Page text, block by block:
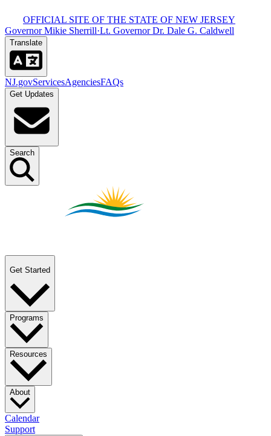
OFFICIAL SITE OF THE STATE OF NEW JERSEY​​​​‌ ‍ ​‍​‍‌‍ ‌ ​‍‌‍‍‌‌‍‌ ‌‍‍‌‌‍ ‍​‍​‍​ ‍‍​‍​‍‌ ​ ‌‍​‌‌‍ ‍‌‍‍‌‌ ‌​‌ ‍‌​‍ ‍‌‍‍‌‌‍ ​‍​‍​‍ ​​‍​‍‌‍‍​‌ ​‍‌‍‌‌‌‍‌‍​‍​‍​ ‍‍​‍​‍‌‍‍​‌ ‌​‌ ‌​‌ ​​​ ‍‍​‍ ​‍ ‌‍ ​‌‍ ‌‍​ ‌‍​‌‌‍ ​‌‍‍​‌‍ ‌ ​ ‌ ‌​​ ‍‍​ ​ ​ ​ ​ ​ ​ ​ ​‍ ‌‍‍‌‌‍ ‍‌ ‌​‌‍‌‌‌‍ ‍‌ ‌​​‍ ‌‍‌‌‌‍‌​‌‍‍‌‌ ‌​​‍ ‌‍ ‌‌‍ ‌‍‌​‌‍‌‌​ ‌‌ ​​‌ ​‍‌‍‌‌‌ ​ ‌‍‌‌‌‍ ‍‌ ‌​‌‍​‌‌ ‌​‌‍‍‌‌‍ ‌‍ ‍​ ‍ ‌‍‍‌‌‍‌​​ ‌‌‍ ‍‌‍‍‍‌​‌ ‌‍ ‌ ‌‍‌​ ​‌‍​‌‌ ‍‌‌‍ ‌ ‌‌‌ ‌​​ ‍ ‌ ‌​‌ ‍‌‌ ​​‌‍‌‌​ ‌‌‍ ‍‌‍‍‍‌‍ ​‌‍​‌‌ ‍‌‌‍ ‌ ‌‌‌ ‌​​ ‍ ‌ ​​‌‍​‌‌ ‌​‌‍‍​​ ‌‌‍‍​‌‍‌‌‌‍​‌‌‍‌​‌‍‌‌‌ ​‍​‍ ‍‌ ​ ‌‍‌‌‌‍​‌‌‍ ​​‍ ‍‌ ‌​‌‍‌‌‌ ‍​‌ ‌​​ ‌‍​‍‌‍​‌‌ ​ ‌‍‌‌‌‌‌‌‌ ​‍‌‍ ​​ ‌‌‍‍​‌ ‌​‌ ‌​‌ ​​​‍‌‌​ ​ ‌​​‌​‍‌‌​ ​‍‌​‌‍​‍‌‌​ ​‍‌​‌‍‌‍ ​‌‍ ‌‍​ ‌‍​‌‌‍ ​‌‍‍​‌‍ ‌ ​ ‌ ‌​​‍‌‌​ ​ ‌​​‌​ ​ ​ ​ ​ ​ ​ ​ ​‍‌‍‌‍‍‌‌‍‌​​ ‌‌‍ ‍‌‍‍‍‌​‌ ‌‍ ‌ ‌‍‌​ ​‌‍​‌‌ ‍‌‌‍ ‌ ‌‌‌ ‌​​‍‌‍‌ ‌​‌ ‍‌‌ ​​‌‍‌‌​ ‌‌‍ ‍‌‍‍‍‌‍ ​‌‍​‌‌ ‍‌‌‍ ‌ ‌‌‌ ‌​​‍‌‍‌ ​​‌‍​‌‌ ‌​‌‍‍​​ ‌‌‍‍​‌‍‌‌‌‍​‌‌‍‌​‌‍‌‌‌ ​‍​‍ ‍‌ ​ ‌‍‌‌‌‍​‌‌‍ ​​‍ ‍‌ ‌​‌‍‌‌‌ ‍​‌ ‌​​‍‌‍‌ ​​‌‍‌‌‌ ​‍‌ ​ ‌ ​​‌‍‌‌‌‍​ ‌ ‌​‌‍‍‌‌ ‌‍‌‍‌‌​ ‌‌ ​​‌ ‌‌‌‍​‍‌‍ ​‌‍‍‌‌ ​ ‌‍‍​‌‍‌‌‌‍‌​​‍​‍‌ ‌
Governor Mikie Sherrill​​​​‌ ‍ ​‍​‍‌‍ ‌ ​‍‌‍‍‌‌‍‌ ‌‍‍‌‌‍ ‍​‍​‍​ ‍‍​‍​‍‌ ​ ‌‍​‌‌‍ ‍‌‍‍‌‌ ‌​‌ ‍‌​‍ ‍‌‍‍‌‌‍ ​‍​‍​‍ ​​‍​‍‌‍‍​‌ ​‍‌‍‌‌‌‍‌‍​‍​‍​ ‍‍​‍​‍‌‍‍​‌ ‌​‌ ‌​‌ ​​​ ‍‍​‍ ​‍ ‌‍ ​‌‍ ‌‍​ ‌‍​‌‌‍ ​‌‍‍​‌‍ ‌ ​ ‌ ‌​​ ‍‍​ ​ ​ ​ ​ ​ ​ ​ ​‍ ‌‍‍‌‌‍ ‍‌ ‌​‌‍‌‌‌‍ ‍‌ ‌​​‍ ‌‍‌‌‌‍‌​‌‍‍‌‌ ‌​​‍ ‌‍ ‌‌‍ ‌‍‌​‌‍‌‌​ ‌‌ ​​‌ ​‍‌‍‌‌‌ ​ ‌‍‌‌‌‍ ‍‌ ‌​‌‍​‌‌ ‌​‌‍‍‌‌‍ ‌‍ ‍​ ‍ ‌‍‍‌‌‍‌​​ ‌‌‍ ‍‌‍‍‍‌​‌ ‌‍ ‌ ‌‍‌​ ​‌‍​‌‌ ‍‌‌‍ ‌ ‌‌‌ ‌​​ ‍ ‌ ‌​‌ ‍‌‌ ​​‌‍‌‌​ ‌‌‍ ‍‌‍‍‍‌‍ ​‌‍​‌‌ ‍‌‌‍ ‌ ‌‌‌ ‌​​ ‍ ‌ ​​‌‍​‌‌ ‌​‌‍‍​​ ‌‌‍‍​‌‍‌‌‌‍​‌‌‍‌​‌‍‌‌‌ ​‍​‍ ‍‌‍ ​‌‍‌‌‌‍​‌‌‍‌​‌‍‌‌‌ ​‍‌ ​ ​‍ ‍‌‍‌ ‌‍ ‌ ‌‍‌‍‌‌‌ ​‍‌‍ ‍‌‍ ‌ ​‍​ ‌‍​‍‌‍​‌‌ ​ ‌‍‌‌‌‌‌‌‌ ​‍‌‍ ​​ ‌‌‍‍​‌ ‌​‌ ‌​‌ ​​​‍‌‌​ ​ ‌​​‌​‍‌‌​ ​‍‌​‌‍​‍‌‌​ ​‍‌​‌‍‌‍ ​‌‍ ‌‍​ ‌‍​‌‌‍ ​‌‍‍​‌‍ ‌ ​ ‌ ‌​​‍‌‌​ ​ ‌​​‌​ ​ ​ ​ ​ ​ ​ ​ ​‍‌‍‌‍‍‌‌‍‌​​ ‌‌‍ ‍‌‍‍‍‌​‌ ‌‍ ‌ ‌‍‌​ ​‌‍​‌‌ ‍‌‌‍ ‌ ‌‌‌ ‌​​‍‌‍‌ ‌​‌ ‍‌‌ ​​‌‍‌‌​ ‌‌‍ ‍‌‍‍‍‌‍ ​‌‍​‌‌ ‍‌‌‍ ‌ ‌‌‌ ‌​​‍‌‍‌ ​​‌‍​‌‌ ‌​‌‍‍​​ ‌‌‍‍​‌‍‌‌‌‍​‌‌‍‌​‌‍‌‌‌ ​‍​‍ ‍‌‍ ​‌‍‌‌‌‍​‌‌‍‌​‌‍‌‌‌ ​‍‌ ​ ​‍ ‍‌‍‌ ‌‍ ‌ ‌‍‌‍‌‌‌ ​‍‌‍ ‍‌‍ ‌ ​‍​‍‌‍‌ ​​‌‍‌‌‌ ​‍‌ ​ ‌ ​​‌‍‌‌‌‍​ ‌ ‌​‌‍‍‌‌ ‌‍‌‍‌‌​ ‌‌ ​​‌ ‌‌‌‍​‍‌‍ ​‌‍‍‌‌ ​ ‌‍‍​‌‍‌‌‌‍‌​​‍​‍‌ ‌·Lt. Governor Dr. Dale G. Caldwell​​​​‌ ‍ ​‍​‍‌‍ ‌ ​‍‌‍‍‌‌‍‌ ‌‍‍‌‌‍ ‍​‍​‍​ ‍‍​‍​‍‌ ​ ‌‍​‌‌‍ ‍‌‍‍‌‌ ‌​‌ ‍‌​‍ ‍‌‍‍‌‌‍ ​‍​‍​‍ ​​‍​‍‌‍‍​‌ ​‍‌‍‌‌‌‍‌‍​‍​‍​ ‍‍​‍​‍‌‍‍​‌ ‌​‌ ‌​‌ ​​​ ‍‍​‍ ​‍ ‌‍ ​‌‍ ‌‍​ ‌‍​‌‌‍ ​‌‍‍​‌‍ ‌ ​ ‌ ‌​​ ‍‍​ ​ ​ ​ ​ ​ ​ ​ ​‍ ‌‍‍‌‌‍ ‍‌ ‌​‌‍‌‌‌‍ ‍‌ ‌​​‍ ‌‍‌‌‌‍‌​‌‍‍‌‌ ‌​​‍ ‌‍ ‌‌‍ ‌‍‌​‌‍‌‌​ ‌‌ ​​‌ ​‍‌‍‌‌‌ ​ ‌‍‌‌‌‍ ‍‌ ‌​‌‍​‌‌ ‌​‌‍‍‌‌‍ ‌‍ ‍​ ‍ ‌‍‍‌‌‍‌​​ ‌‌‍ ‍‌‍‍‍‌​‌ ‌‍ ‌ ‌‍‌​ ​‌‍​‌‌ ‍‌‌‍ ‌ ‌‌‌ ‌​​ ‍ ‌ ‌​‌ ‍‌‌ ​​‌‍‌‌​ ‌‌‍ ‍‌‍‍‍‌‍ ​‌‍​‌‌ ‍‌‌‍ ‌ ‌‌‌ ‌​​ ‍ ‌ ​​‌‍​‌‌ ‌​‌‍‍​​ ‌‌‍‍​‌‍‌‌‌‍​‌‌‍‌​‌‍‌‌‌ ​‍​‍ ‍‌‍ ​‌‍‌‌‌‍​‌‌‍‌​‌‍‌‌‌ ​‍‌ ​ ​‍ ‍‌‍ ​‌ ‌​‌​‌ ‌‍ ‌ ‌‍‌‍‌‌‌ ​‍‌‍ ‍‌‍ ‌ ​‍​ ‌‍​‍‌‍​‌‌ ​ ‌‍‌‌‌‌‌‌‌ ​‍‌‍ ​​ ‌‌‍‍​‌ ‌​‌ ‌​‌ ​​​‍‌‌​ ​ ‌​​‌​‍‌‌​ ​‍‌​‌‍​‍‌‌​ ​‍‌​‌‍‌‍ ​‌‍ ‌‍​ ‌‍​‌‌‍ ​‌‍‍​‌‍ ‌ ​ ‌ ‌​​‍‌‌​ ​ ‌​​‌​ ​ ​ ​ ​ ​ ​ ​ ​‍‌‍‌‍‍‌‌‍‌​​ ‌‌‍ ‍‌‍‍‍‌​‌ ‌‍ ‌ ‌‍‌​ ​‌‍​‌‌ ‍‌‌‍ ‌ ‌‌‌ ‌​​‍‌‍‌ ‌​‌ ‍‌‌ ​​‌‍‌‌​ ‌‌‍ ‍‌‍‍‍‌‍ ​‌‍​‌‌ ‍‌‌‍ ‌ ‌‌‌ ‌​​‍‌‍‌ ​​‌‍​‌‌ ‌​‌‍‍​​ ‌‌‍‍​‌‍‌‌‌‍​‌‌‍‌​‌‍‌‌‌ ​‍​‍ ‍‌‍ ​‌‍‌‌‌‍​‌‌‍‌​‌‍‌‌‌ ​‍‌ ​ ​‍ ‍‌‍ ​‌ ‌​‌​‌ ‌‍ ‌ ‌‍‌‍‌‌‌ ​‍‌‍ ‍‌‍ ‌ ​‍​‍‌‍‌ ​​‌‍‌‌‌ ​‍‌ ​ ‌ ​​‌‍‌‌‌‍​ ‌ ‌​‌‍‍‌‌ ‌‍‌‍‌‌​ ‌‌ ​​‌ ‌‌‌‍​‍‌‍ ​‌‍‍‌‌ ​ ‌‍‍​‌‍‌‌‌‍‌​​‍​‍‌ ‌
Translate​​​​‌ ‍ ​‍​‍‌‍ ‌ ​‍‌‍‍‌‌‍‌ ‌‍‍‌‌‍ ‍​‍​‍​ ‍‍​‍​‍‌ ​ ‌‍​‌‌‍ ‍‌‍‍‌‌ ‌​‌ ‍‌​‍ ‍‌‍‍‌‌‍ ​‍​‍​‍ ​​‍​‍‌‍‍​‌ ​‍‌‍‌‌‌‍‌‍​‍​‍​ ‍‍​‍​‍‌‍‍​‌ ‌​‌ ‌​‌ ​​​ ‍‍​‍ ​‍ ‌‍ ​‌‍ ‌‍​ ‌‍​‌‌‍ ​‌‍‍​‌‍ ‌ ​ ‌ ‌​​ ‍‍​ ​ ​ ​ ​ ​ ​ ​ ​‍ ‌‍‍‌‌‍ ‍‌ ‌​‌‍‌‌‌‍ ‍‌ ‌​​‍ ‌‍‌‌‌‍‌​‌‍‍‌‌ ‌​​‍ ‌‍ ‌‌‍ ‌‍‌​‌‍‌‌​ ‌‌ ​​‌ ​‍‌‍‌‌‌ ​ ‌‍‌‌‌‍ ‍‌ ‌​‌‍​‌‌ ‌​‌‍‍‌‌‍ ‌‍ ‍​ ‍ ‌‍‍‌‌‍‌​​ ‌‌‍ ‍‌‍‍‍‌​‌ ‌‍ ‌ ‌‍‌​ ​‌‍​‌‌ ‍‌‌‍ ‌ ‌‌‌ ‌​​ ‍ ‌ ‌​‌ ‍‌‌ ​​‌‍‌‌​ ‌‌‍ ‍‌‍‍‍‌‍ ​‌‍​‌‌ ‍‌‌‍ ‌ ‌‌‌ ‌​​ ‍ ‌ ​​‌‍​‌‌ ‌​‌‍‍​​ ‌‌‍‍​‌‍‌‌‌‍​‌‌‍‌​‌‍‌‌‌ ​‍​‍ ‍‌ ‌​‌ ​‍‌‍​‌‌‍ ‍‌ ​ ‌‍ ​‌‍​‌‌ ‌​‌‍‍‌‌‍ ‌‍ ‍‌ ​ ​‍ ‍‌‍​‍‌ ‌​‌‍ ‍​ ‌‍​‍‌‍​‌‌ ​ ‌‍‌‌‌‌‌‌‌ ​‍‌‍ ​​ ‌‌‍‍​‌ ‌​‌ ‌​‌ ​​​‍‌‌​ ​ ‌​​‌​‍‌‌​ ​‍‌​‌‍​‍‌‌​ ​‍‌​‌‍‌‍ ​‌‍ ‌‍​ ‌‍​‌‌‍ ​‌‍‍​‌‍ ‌ ​ ‌ ‌​​‍‌‌​ ​ ‌​​‌​ ​ ​ ​ ​ ​ ​ ​ ​‍‌‍‌‍‍‌‌‍‌​​ ‌‌‍ ‍‌‍‍‍‌​‌ ‌‍ ‌ ‌‍‌​ ​‌‍​‌‌ ‍‌‌‍ ‌ ‌‌‌ ‌​​‍‌‍‌ ‌​‌ ‍‌‌ ​​‌‍‌‌​ ‌‌‍ ‍‌‍‍‍‌‍ ​‌‍​‌‌ ‍‌‌‍ ‌ ‌‌‌ ‌​​‍‌‍‌ ​​‌‍​‌‌ ‌​‌‍‍​​ ‌‌‍‍​‌‍‌‌‌‍​‌‌‍‌​‌‍‌‌‌ ​‍​‍ ‍‌ ‌​‌ ​‍‌‍​‌‌‍ ‍‌ ​ ‌‍ ​‌‍​‌‌ ‌​‌‍‍‌‌‍ ‌‍ ‍‌ ​ ​‍ ‍‌‍​‍‌ ‌​‌‍ ‍​‍‌‍‌ ​​‌‍‌‌‌ ​‍‌ ​ ‌ ​​‌‍‌‌‌‍​ ‌ ‌​‌‍‍‌‌ ‌‍‌‍‌‌​ ‌‌ ​​‌ ‌‌‌‍​‍‌‍ ​‌‍‍‌‌ ​ ‌‍‍​‌‍‌‌‌‍‌​​‍​‍‌ ‌
NJ.gov​​​​‌ ‍ ​‍​‍‌‍ ‌ ​‍‌‍‍‌‌‍‌ ‌‍‍‌‌‍ ‍​‍​‍​ ‍‍​‍​‍‌ ​ ‌‍​‌‌‍ ‍‌‍‍‌‌ ‌​‌ ‍‌​‍ ‍‌‍‍‌‌‍ ​‍​‍​‍ ​​‍​‍‌‍‍​‌ ​‍‌‍‌‌‌‍‌‍​‍​‍​ ‍‍​‍​‍‌‍‍​‌ ‌​‌ ‌​‌ ​​​ ‍‍​‍ ​‍ ‌‍ ​‌‍ ‌‍​ ‌‍​‌‌‍ ​‌‍‍​‌‍ ‌ ​ ‌ ‌​​ ‍‍​ ​ ​ ​ ​ ​ ​ ​ ​‍ ‌‍‍‌‌‍ ‍‌ ‌​‌‍‌‌‌‍ ‍‌ ‌​​‍ ‌‍‌‌‌‍‌​‌‍‍‌‌ ‌​​‍ ‌‍ ‌‌‍ ‌‍‌​‌‍‌‌​ ‌‌ ​​‌ ​‍‌‍‌‌‌ ​ ‌‍‌‌‌‍ ‍‌ ‌​‌‍​‌‌ ‌​‌‍‍‌‌‍ ‌‍ ‍​ ‍ ‌‍‍‌‌‍‌​​ ‌‌‍ ‍‌‍‍‍‌​‌ ‌‍ ‌ ‌‍‌​ ​‌‍​‌‌ ‍‌‌‍ ‌ ‌‌‌ ‌​​ ‍ ‌ ‌​‌ ‍‌‌ ​​‌‍‌‌​ ‌‌‍ ‍‌‍‍‍‌‍ ​‌‍​‌‌ ‍‌‌‍ ‌ ‌‌‌ ‌​​ ‍ ‌ ​​‌‍​‌‌ ‌​‌‍‍​​ ‌‌‍‍​‌‍‌‌‌‍​‌‌‍‌​‌‍‌‌‌ ​‍​‍ ‍‌‍ ​‌‍‍‌‌‍ ‍‌‍‍ ‌ ​ ​‍‌‌​ ‌‌‌​​‍‌‌ ‌‍‍ ‌‍‌‌‌ ‍‌​‍‌‌​ ​ ‌​‌​​‍‌‌​ ​ ‌​‌​​‍‌‌​ ​‍​ ​‍​ ​‍‌‍‌‍‌‍​ ‌‍​ ​ ​ ‌‍​‍​ ‍​‌‍‌‌​ ​​​ ​ ‌‍​‍​ ​​​‍‌‌​ ​‍​ ​‍​‍‌‌​ ‌‌‌​‌​​‍ ‍‌ ‌​‌‍‌‌‌ ‍​‌ ‌​​ ‌‍​‍‌‍​‌‌ ​ ‌‍‌‌‌‌‌‌‌ ​‍‌‍ ​​ ‌‌‍‍​‌ ‌​‌ ‌​‌ ​​​‍‌‌​ ​ ‌​​‌​‍‌‌​ ​‍‌​‌‍​‍‌‌​ ​‍‌​‌‍‌‍ ​‌‍ ‌‍​ ‌‍​‌‌‍ ​‌‍‍​‌‍ ‌ ​ ‌ ‌​​‍‌‌​ ​ ‌​​‌​ ​ ​ ​ ​ ​ ​ ​ ​‍‌‍‌‍‍‌‌‍‌​​ ‌‌‍ ‍‌‍‍‍‌​‌ ‌‍ ‌ ‌‍‌​ ​‌‍​‌‌ ‍‌‌‍ ‌ ‌‌‌ ‌​​‍‌‍‌ ‌​‌ ‍‌‌ ​​‌‍‌‌​ ‌‌‍ ‍‌‍‍‍‌‍ ​‌‍​‌‌ ‍‌‌‍ ‌ ‌‌‌ ‌​​‍‌‍‌ ​​‌‍​‌‌ ‌​‌‍‍​​ ‌‌‍‍​‌‍‌‌‌‍​‌‌‍‌​‌‍‌‌‌ ​‍​‍ ‍‌‍ ​‌‍‍‌‌‍ ‍‌‍‍ ‌ ​ ​‍‌‌​ ‌‌‌​​‍‌‌ ‌‍‍ ‌‍‌‌‌ ‍‌​‍‌‌​ ​ ‌​‌​​‍‌‌​ ​ ‌​‌​​‍‌‌​ ​‍​ ​‍​ ​‍‌‍‌‍‌‍​ ‌‍​ ​ ​ ‌‍​‍​ ‍​‌‍‌‌​ ​​​ ​ ‌‍​‍​ ​​​‍‌‌​ ​‍​ ​‍​‍‌‌​ ‌‌‌​‌​​‍ ‍‌ ‌​‌‍‌‌‌ ‍​‌ ‌​​‍‌‍‌ ​​‌‍‌‌‌ ​‍‌ ​ ‌ ​​‌‍‌‌‌‍​ ‌ ‌​‌‍‍‌‌ ‌‍‌‍‌‌​ ‌‌ ​​‌ ‌‌‌‍​‍‌‍ ​‌‍‍‌‌ ​ ‌‍‍​‌‍‌‌‌‍‌​​‍​‍‌ ‌Services​​​​‌ ‍ ​‍​‍‌‍ ‌ ​‍‌‍‍‌‌‍‌ ‌‍‍‌‌‍ ‍​‍​‍​ ‍‍​‍​‍‌ ​ ‌‍​‌‌‍ ‍‌‍‍‌‌ ‌​‌ ‍‌​‍ ‍‌‍‍‌‌‍ ​‍​‍​‍ ​​‍​‍‌‍‍​‌ ​‍‌‍‌‌‌‍‌‍​‍​‍​ ‍‍​‍​‍‌‍‍​‌ ‌​‌ ‌​‌ ​​​ ‍‍​‍ ​‍ ‌‍ ​‌‍ ‌‍​ ‌‍​‌‌‍ ​‌‍‍​‌‍ ‌ ​ ‌ ‌​​ ‍‍​ ​ ​ ​ ​ ​ ​ ​ ​‍ ‌‍‍‌‌‍ ‍‌ ‌​‌‍‌‌‌‍ ‍‌ ‌​​‍ ‌‍‌‌‌‍‌​‌‍‍‌‌ ‌​​‍ ‌‍ ‌‌‍ ‌‍‌​‌‍‌‌​ ‌‌ ​​‌ ​‍‌‍‌‌‌ ​ ‌‍‌‌‌‍ ‍‌ ‌​‌‍​‌‌ ‌​‌‍‍‌‌‍ ‌‍ ‍​ ‍ ‌‍‍‌‌‍‌​​ ‌‌‍ ‍‌‍‍‍‌​‌ ‌‍ ‌ ‌‍‌​ ​‌‍​‌‌ ‍‌‌‍ ‌ ‌‌‌ ‌​​ ‍ ‌ ‌​‌ ‍‌‌ ​​‌‍‌‌​ ‌‌‍ ‍‌‍‍‍‌‍ ​‌‍​‌‌ ‍‌‌‍ ‌ ‌‌‌ ‌​​ ‍ ‌ ​​‌‍​‌‌ ‌​‌‍‍​​ ‌‌‍‍​‌‍‌‌‌‍​‌‌‍‌​‌‍‌‌‌ ​‍​‍ ‍‌‍ ​‌‍‍‌‌‍ ‍‌‍‍ ‌ ​ ​‍‌‌​ ‌‌‌​​‍‌‌ ‌‍‍ ‌‍‌‌‌ ‍‌​‍‌‌​ ​ ‌​‌​​‍‌‌​ ​ ‌​‌​​‍‌‌​ ​‍​ ​‍​ ​‍​ ‍​​ ‌ ​ ‍‌​ ​‍‌‍​ ‌‍​ ‌‍‌‍​ ​ ​ ‌ ​ ‌​​ ‌​​‍‌‌​ ​‍​ ​‍​‍‌‌​ ‌‌‌​‌​​‍ ‍‌ ‌​‌‍‌‌‌ ‍​‌ ‌​​ ‌‍​‍‌‍​‌‌ ​ ‌‍‌‌‌‌‌‌‌ ​‍‌‍ ​​ ‌‌‍‍​‌ ‌​‌ ‌​‌ ​​​‍‌‌​ ​ ‌​​‌​‍‌‌​ ​‍‌​‌‍​‍‌‌​ ​‍‌​‌‍‌‍ ​‌‍ ‌‍​ ‌‍​‌‌‍ ​‌‍‍​‌‍ ‌ ​ ‌ ‌​​‍‌‌​ ​ ‌​​‌​ ​ ​ ​ ​ ​ ​ ​ ​‍‌‍‌‍‍‌‌‍‌​​ ‌‌‍ ‍‌‍‍‍‌​‌ ‌‍ ‌ ‌‍‌​ ​‌‍​‌‌ ‍‌‌‍ ‌ ‌‌‌ ‌​​‍‌‍‌ ‌​‌ ‍‌‌ ​​‌‍‌‌​ ‌‌‍ ‍‌‍‍‍‌‍ ​‌‍​‌‌ ‍‌‌‍ ‌ ‌‌‌ ‌​​‍‌‍‌ ​​‌‍​‌‌ ‌​‌‍‍​​ ‌‌‍‍​‌‍‌‌‌‍​‌‌‍‌​‌‍‌‌‌ ​‍​‍ ‍‌‍ ​‌‍‍‌‌‍ ‍‌‍‍ ‌ ​ ​‍‌‌​ ‌‌‌​​‍‌‌ ‌‍‍ ‌‍‌‌‌ ‍‌​‍‌‌​ ​ ‌​‌​​‍‌‌​ ​ ‌​‌​​‍‌‌​ ​‍​ ​‍​ ​‍​ ‍​​ ‌ ​ ‍‌​ ​‍‌‍​ ‌‍​ ‌‍‌‍​ ​ ​ ‌ ​ ‌​​ ‌​​‍‌‌​ ​‍​ ​‍​‍‌‌​ ‌‌‌​‌​​‍ ‍‌ ‌​‌‍‌‌‌ ‍​‌ ‌​​‍‌‍‌ ​​‌‍‌‌‌ ​‍‌ ​ ‌ ​​‌‍‌‌‌‍​ ‌ ‌​‌‍‍‌‌ ‌‍‌‍‌‌​ ‌‌ ​​‌ ‌‌‌‍​‍‌‍ ​‌‍‍‌‌ ​ ‌‍‍​‌‍‌‌‌‍‌​​‍​‍‌ ‌Agencies​​​​‌ ‍ ​‍​‍‌‍ ‌ ​‍‌‍‍‌‌‍‌ ‌‍‍‌‌‍ ‍​‍​‍​ ‍‍​‍​‍‌ ​ ‌‍​‌‌‍ ‍‌‍‍‌‌ ‌​‌ ‍‌​‍ ‍‌‍‍‌‌‍ ​‍​‍​‍ ​​‍​‍‌‍‍​‌ ​‍‌‍‌‌‌‍‌‍​‍​‍​ ‍‍​‍​‍‌‍‍​‌ ‌​‌ ‌​‌ ​​​ ‍‍​‍ ​‍ ‌‍ ​‌‍ ‌‍​ ‌‍​‌‌‍ ​‌‍‍​‌‍ ‌ ​ ‌ ‌​​ ‍‍​ ​ ​ ​ ​ ​ ​ ​ ​‍ ‌‍‍‌‌‍ ‍‌ ‌​‌‍‌‌‌‍ ‍‌ ‌​​‍ ‌‍‌‌‌‍‌​‌‍‍‌‌ ‌​​‍ ‌‍ ‌‌‍ ‌‍‌​‌‍‌‌​ ‌‌ ​​‌ ​‍‌‍‌‌‌ ​ ‌‍‌‌‌‍ ‍‌ ‌​‌‍​‌‌ ‌​‌‍‍‌‌‍ ‌‍ ‍​ ‍ ‌‍‍‌‌‍‌​​ ‌‌‍ ‍‌‍‍‍‌​‌ ‌‍ ‌ ‌‍‌​ ​‌‍​‌‌ ‍‌‌‍ ‌ ‌‌‌ ‌​​ ‍ ‌ ‌​‌ ‍‌‌ ​​‌‍‌‌​ ‌‌‍ ‍‌‍‍‍‌‍ ​‌‍​‌‌ ‍‌‌‍ ‌ ‌‌‌ ‌​​ ‍ ‌ ​​‌‍​‌‌ ‌​‌‍‍​​ ‌‌‍‍​‌‍‌‌‌‍​‌‌‍‌​‌‍‌‌‌ ​‍​‍ ‍‌‍ ​‌‍‍‌‌‍ ‍‌‍‍ ‌ ​ ​‍‌‌​ ‌‌‌​​‍‌‌ ‌‍‍ ‌‍‌‌‌ ‍‌​‍‌‌​ ​ ‌​‌​​‍‌‌​ ​ ‌​‌​​‍‌‌​ ​‍​ ​‍​ ‌ ‌‍‌​​ ​‌‌‍‌‍​ ​ ​ ​​‌‍​ ‌‍​‍​ ‌ ‌‍‌​​ ‍​​ ​ ​‍‌‌​ ​‍​ ​‍​‍‌‌​ ‌‌‌​‌​​‍ ‍‌ ‌​‌‍‌‌‌ ‍​‌ ‌​​ ‌‍​‍‌‍​‌‌ ​ ‌‍‌‌‌‌‌‌‌ ​‍‌‍ ​​ ‌‌‍‍​‌ ‌​‌ ‌​‌ ​​​‍‌‌​ ​ ‌​​‌​‍‌‌​ ​‍‌​‌‍​‍‌‌​ ​‍‌​‌‍‌‍ ​‌‍ ‌‍​ ‌‍​‌‌‍ ​‌‍‍​‌‍ ‌ ​ ‌ ‌​​‍‌‌​ ​ ‌​​‌​ ​ ​ ​ ​ ​ ​ ​ ​‍‌‍‌‍‍‌‌‍‌​​ ‌‌‍ ‍‌‍‍‍‌​‌ ‌‍ ‌ ‌‍‌​ ​‌‍​‌‌ ‍‌‌‍ ‌ ‌‌‌ ‌​​‍‌‍‌ ‌​‌ ‍‌‌ ​​‌‍‌‌​ ‌‌‍ ‍‌‍‍‍‌‍ ​‌‍​‌‌ ‍‌‌‍ ‌ ‌‌‌ ‌​​‍‌‍‌ ​​‌‍​‌‌ ‌​‌‍‍​​ ‌‌‍‍​‌‍‌‌‌‍​‌‌‍‌​‌‍‌‌‌ ​‍​‍ ‍‌‍ ​‌‍‍‌‌‍ ‍‌‍‍ ‌ ​ ​‍‌‌​ ‌‌‌​​‍‌‌ ‌‍‍ ‌‍‌‌‌ ‍‌​‍‌‌​ ​ ‌​‌​​‍‌‌​ ​ ‌​‌​​‍‌‌​ ​‍​ ​‍​ ‌ ‌‍‌​​ ​‌‌‍‌‍​ ​ ​ ​​‌‍​ ‌‍​‍​ ‌ ‌‍‌​​ ‍​​ ​ ​‍‌‌​ ​‍​ ​‍​‍‌‌​ ‌‌‌​‌​​‍ ‍‌ ‌​‌‍‌‌‌ ‍​‌ ‌​​‍‌‍‌ ​​‌‍‌‌‌ ​‍‌ ​ ‌ ​​‌‍‌‌‌‍​ ‌ ‌​‌‍‍‌‌ ‌‍‌‍‌‌​ ‌‌ ​​‌ ‌‌‌‍​‍‌‍ ​‌‍‍‌‌ ​ ‌‍‍​‌‍‌‌‌‍‌​​‍​‍‌ ‌FAQs​​​​‌ ‍ ​‍​‍‌‍ ‌ ​‍‌‍‍‌‌‍‌ ‌‍‍‌‌‍ ‍​‍​‍​ ‍‍​‍​‍‌ ​ ‌‍​‌‌‍ ‍‌‍‍‌‌ ‌​‌ ‍‌​‍ ‍‌‍‍‌‌‍ ​‍​‍​‍ ​​‍​‍‌‍‍​‌ ​‍‌‍‌‌‌‍‌‍​‍​‍​ ‍‍​‍​‍‌‍‍​‌ ‌​‌ ‌​‌ ​​​ ‍‍​‍ ​‍ ‌‍ ​‌‍ ‌‍​ ‌‍​‌‌‍ ​‌‍‍​‌‍ ‌ ​ ‌ ‌​​ ‍‍​ ​ ​ ​ ​ ​ ​ ​ ​‍ ‌‍‍‌‌‍ ‍‌ ‌​‌‍‌‌‌‍ ‍‌ ‌​​‍ ‌‍‌‌‌‍‌​‌‍‍‌‌ ‌​​‍ ‌‍ ‌‌‍ ‌‍‌​‌‍‌‌​ ‌‌ ​​‌ ​‍‌‍‌‌‌ ​ ‌‍‌‌‌‍ ‍‌ ‌​‌‍​‌‌ ‌​‌‍‍‌‌‍ ‌‍ ‍​ ‍ ‌‍‍‌‌‍‌​​ ‌‌‍ ‍‌‍‍‍‌​‌ ‌‍ ‌ ‌‍‌​ ​‌‍​‌‌ ‍‌‌‍ ‌ ‌‌‌ ‌​​ ‍ ‌ ‌​‌ ‍‌‌ ​​‌‍‌‌​ ‌‌‍ ‍‌‍‍‍‌‍ ​‌‍​‌‌ ‍‌‌‍ ‌ ‌‌‌ ‌​​ ‍ ‌ ​​‌‍​‌‌ ‌​‌‍‍​​ ‌‌‍‍​‌‍‌‌‌‍​‌‌‍‌​‌‍‌‌‌ ​‍​‍ ‍‌‍ ​‌‍‍‌‌‍ ‍‌‍‍ ‌ ​ ​‍‌‌​ ‌‌‌​​‍‌‌ ‌‍‍ ‌‍‌‌‌ ‍‌​‍‌‌​ ​ ‌​‌​​‍‌‌​ ​ ‌​‌​​‍‌‌​ ​‍​ ​‍‌‍​ ​ ‌‍​ ‍​‌‍​ ‌‍​‍​ ​‌​ ​​​ ‌‌‌‍​ ​ ‌‌​ ​‌‌‍​‍​‍‌‌​ ​‍​ ​‍​‍‌‌​ ‌‌‌​‌​​‍ ‍‌ ‌​‌‍‌‌‌ ‍​‌ ‌​​ ‌‍​‍‌‍​‌‌ ​ ‌‍‌‌‌‌‌‌‌ ​‍‌‍ ​​ ‌‌‍‍​‌ ‌​‌ ‌​‌ ​​​‍‌‌​ ​ ‌​​‌​‍‌‌​ ​‍‌​‌‍​‍‌‌​ ​‍‌​‌‍‌‍ ​‌‍ ‌‍​ ‌‍​‌‌‍ ​‌‍‍​‌‍ ‌ ​ ‌ ‌​​‍‌‌​ ​ ‌​​‌​ ​ ​ ​ ​ ​ ​ ​ ​‍‌‍‌‍‍‌‌‍‌​​ ‌‌‍ ‍‌‍‍‍‌​‌ ‌‍ ‌ ‌‍‌​ ​‌‍​‌‌ ‍‌‌‍ ‌ ‌‌‌ ‌​​‍‌‍‌ ‌​‌ ‍‌‌ ​​‌‍‌‌​ ‌‌‍ ‍‌‍‍‍‌‍ ​‌‍​‌‌ ‍‌‌‍ ‌ ‌‌‌ ‌​​‍‌‍‌ ​​‌‍​‌‌ ‌​‌‍‍​​ ‌‌‍‍​‌‍‌‌‌‍​‌‌‍‌​‌‍‌‌‌ ​‍​‍ ‍‌‍ ​‌‍‍‌‌‍ ‍‌‍‍ ‌ ​ ​‍‌‌​ ‌‌‌​​‍‌‌ ‌‍‍ ‌‍‌‌‌ ‍‌​‍‌‌​ ​ ‌​‌​​‍‌‌​ ​ ‌​‌​​‍‌‌​ ​‍​ ​‍‌‍​ ​ ‌‍​ ‍​‌‍​ ‌‍​‍​ ​‌​ ​​​ ‌‌‌‍​ ​ ‌‌​ ​‌‌‍​‍​‍‌‌​ ​‍​ ​‍​‍‌‌​ ‌‌‌​‌​​‍ ‍‌ ‌​‌‍‌‌‌ ‍​‌ ‌​​‍‌‍‌ ​​‌‍‌‌‌ ​‍‌ ​ ‌ ​​‌‍‌‌‌‍​ ‌ ‌​‌‍‍‌‌ ‌‍‌‍‌‌​ ‌‌ ​​‌ ‌‌‌‍​‍‌‍ ​‌‍‍‌‌ ​ ‌‍‍​‌‍‌‌‌‍‌​​‍​‍‌ ‌
Get Updates​​​​‌ ‍ ​‍​‍‌‍ ‌ ​‍‌‍‍‌‌‍‌ ‌‍‍‌‌‍ ‍​‍​‍​ ‍‍​‍​‍‌ ​ ‌‍​‌‌‍ ‍‌‍‍‌‌ ‌​‌ ‍‌​‍ ‍‌‍‍‌‌‍ ​‍​‍​‍ ​​‍​‍‌‍‍​‌ ​‍‌‍‌‌‌‍‌‍​‍​‍​ ‍‍​‍​‍‌‍‍​‌ ‌​‌ ‌​‌ ​​​ ‍‍​‍ ​‍ ‌‍ ​‌‍ ‌‍​ ‌‍​‌‌‍ ​‌‍‍​‌‍ ‌ ​ ‌ ‌​​ ‍‍​ ​ ​ ​ ​ ​ ​ ​ ​‍ ‌‍‍‌‌‍ ‍‌ ‌​‌‍‌‌‌‍ ‍‌ ‌​​‍ ‌‍‌‌‌‍‌​‌‍‍‌‌ ‌​​‍ ‌‍ ‌‌‍ ‌‍‌​‌‍‌‌​ ‌‌ ​​‌ ​‍‌‍‌‌‌ ​ ‌‍‌‌‌‍ ‍‌ ‌​‌‍​‌‌ ‌​‌‍‍‌‌‍ ‌‍ ‍​ ‍ ‌‍‍‌‌‍‌​​ ‌‌‍ ‍‌‍‍‍‌​‌ ‌‍ ‌ ‌‍‌​ ​‌‍​‌‌ ‍‌‌‍ ‌ ‌‌‌ ‌​​ ‍ ‌ ‌​‌ ‍‌‌ ​​‌‍‌‌​ ‌‌‍ ‍‌‍‍‍‌‍ ​‌‍​‌‌ ‍‌‌‍ ‌ ‌‌‌ ‌​​ ‍ ‌ ​​‌‍​‌‌ ‌​‌‍‍​​ ‌‌‍‍​‌‍‌‌‌‍​‌‌‍‌​‌‍‌‌‌ ​‍​‍ ‍‌‍ ‍‌‍‌‌‌ ‌ ‌ ​ ‌‍ ​‌‍‌‌‌ ‌​‌ ‌​‌‍‌‌‌ ​‍​‍ ‍‌‍​‍‌ ‌​‌‍ ‍​ ‌‍​‍‌‍​‌‌ ​ ‌‍‌‌‌‌‌‌‌ ​‍‌‍ ​​ ‌‌‍‍​‌ ‌​‌ ‌​‌ ​​​‍‌‌​ ​ ‌​​‌​‍‌‌​ ​‍‌​‌‍​‍‌‌​ ​‍‌​‌‍‌‍ ​‌‍ ‌‍​ ‌‍​‌‌‍ ​‌‍‍​‌‍ ‌ ​ ‌ ‌​​‍‌‌​ ​ ‌​​‌​ ​ ​ ​ ​ ​ ​ ​ ​‍‌‍‌‍‍‌‌‍‌​​ ‌‌‍ ‍‌‍‍‍‌​‌ ‌‍ ‌ ‌‍‌​ ​‌‍​‌‌ ‍‌‌‍ ‌ ‌‌‌ ‌​​‍‌‍‌ ‌​‌ ‍‌‌ ​​‌‍‌‌​ ‌‌‍ ‍‌‍‍‍‌‍ ​‌‍​‌‌ ‍‌‌‍ ‌ ‌‌‌ ‌​​‍‌‍‌ ​​‌‍​‌‌ ‌​‌‍‍​​ ‌‌‍‍​‌‍‌‌‌‍​‌‌‍‌​‌‍‌‌‌ ​‍​‍ ‍‌‍ ‍‌‍‌‌‌ ‌ ‌ ​ ‌‍ ​‌‍‌‌‌ ‌​‌ ‌​‌‍‌‌‌ ​‍​‍ ‍‌‍​‍‌ ‌​‌‍ ‍​‍‌‍‌ ​​‌‍‌‌‌ ​‍‌ ​ ‌ ​​‌‍‌‌‌‍​ ‌ ‌​‌‍‍‌‌ ‌‍‌‍‌‌​ ‌‌ ​​‌ ‌‌‌‍​‍‌‍ ​‌‍‍‌‌ ​ ‌‍‍​‌‍‌‌‌‍‌​​‍​‍‌ ‌
Search​​​​‌ ‍ ​‍​‍‌‍ ‌ ​‍‌‍‍‌‌‍‌ ‌‍‍‌‌‍ ‍​‍​‍​ ‍‍​‍​‍‌ ​ ‌‍​‌‌‍ ‍‌‍‍‌‌ ‌​‌ ‍‌​‍ ‍‌‍‍‌‌‍ ​‍​‍​‍ ​​‍​‍‌‍‍​‌ ​‍‌‍‌‌‌‍‌‍​‍​‍​ ‍‍​‍​‍‌‍‍​‌ ‌​‌ ‌​‌ ​​​ ‍‍​‍ ​‍ ‌‍ ​‌‍ ‌‍​ ‌‍​‌‌‍ ​‌‍‍​‌‍ ‌ ​ ‌ ‌​​ ‍‍​ ​ ​ ​ ​ ​ ​ ​ ​‍ ‌‍‍‌‌‍ ‍‌ ‌​‌‍‌‌‌‍ ‍‌ ‌​​‍ ‌‍‌‌‌‍‌​‌‍‍‌‌ ‌​​‍ ‌‍ ‌‌‍ ‌‍‌​‌‍‌‌​ ‌‌ ​​‌ ​‍‌‍‌‌‌ ​ ‌‍‌‌‌‍ ‍‌ ‌​‌‍​‌‌ ‌​‌‍‍‌‌‍ ‌‍ ‍​ ‍ ‌‍‍‌‌‍‌​​ ‌‌‍ ‍‌‍‍‍‌​‌ ‌‍ ‌ ‌‍‌​ ​‌‍​‌‌ ‍‌‌‍ ‌ ‌‌‌ ‌​​ ‍ ‌ ‌​‌ ‍‌‌ ​​‌‍‌‌​ ‌‌‍ ‍‌‍‍‍‌‍ ​‌‍​‌‌ ‍‌‌‍ ‌ ‌‌‌ ‌​​ ‍ ‌ ​​‌‍​‌‌ ‌​‌‍‍​​ ‌‌‍‍​‌‍‌‌‌‍​‌‌‍‌​‌‍‌‌‌ ​‍​‍ ‍‌ ​ ‌‍‌‌‌‍​‌‌ ​‍‌‍​ ‌‍‍​​‍ ‍‌‍​‍‌ ‌​‌‍ ‍​ ‌‍​‍‌‍​‌‌ ​ ‌‍‌‌‌‌‌‌‌ ​‍‌‍ ​​ ‌‌‍‍​‌ ‌​‌ ‌​‌ ​​​‍‌‌​ ​ ‌​​‌​‍‌‌​ ​‍‌​‌‍​‍‌‌​ ​‍‌​‌‍‌‍ ​‌‍ ‌‍​ ‌‍​‌‌‍ ​‌‍‍​‌‍ ‌ ​ ‌ ‌​​‍‌‌​ ​ ‌​​‌​ ​ ​ ​ ​ ​ ​ ​ ​‍‌‍‌‍‍‌‌‍‌​​ ‌‌‍ ‍‌‍‍‍‌​‌ ‌‍ ‌ ‌‍‌​ ​‌‍​‌‌ ‍‌‌‍ ‌ ‌‌‌ ‌​​‍‌‍‌ ‌​‌ ‍‌‌ ​​‌‍‌‌​ ‌‌‍ ‍‌‍‍‍‌‍ ​‌‍​‌‌ ‍‌‌‍ ‌ ‌‌‌ ‌​​‍‌‍‌ ​​‌‍​‌‌ ‌​‌‍‍​​ ‌‌‍‍​‌‍‌‌‌‍​‌‌‍‌​‌‍‌‌‌ ​‍​‍ ‍‌ ​ ‌‍‌‌‌‍​‌‌ ​‍‌‍​ ‌‍‍​​‍ ‍‌‍​‍‌ ‌​‌‍ ‍​‍‌‍‌ ​​‌‍‌‌‌ ​‍‌ ​ ‌ ​​‌‍‌‌‌‍​ ‌ ‌​‌‍‍‌‌ ‌‍‌‍‌‌​ ‌‌ ​​‌ ‌‌‌‍​‍‌‍ ​‌‍‍‌‌ ​ ‌‍‍​‌‍‌‌‌‍‌​​‍​‍‌ ‌
Get Started​​​​‌ ‍ ​‍​‍‌‍ ‌ ​‍‌‍‍‌‌‍‌ ‌‍‍‌‌‍ ‍​‍​‍​ ‍‍​‍​‍‌ ​ ‌‍​‌‌‍ ‍‌‍‍‌‌ ‌​‌ ‍‌​‍ ‍‌‍‍‌‌‍ ​‍​‍​‍ ​​‍​‍‌‍‍​‌ ​‍‌‍‌‌‌‍‌‍​‍​‍​ ‍‍​‍​‍‌‍‍​‌ ‌​‌ ‌​‌ ​​​ ‍‍​‍ ​‍ ‌‍ ​‌‍ ‌‍​ ‌‍​‌‌‍ ​‌‍‍​‌‍ ‌ ​ ‌ ‌​​ ‍‍​ ​ ​ ​ ​ ​ ​ ​ ​‍ ‌‍‍‌‌‍ ‍‌ ‌​‌‍‌‌‌‍ ‍‌ ‌​​‍ ‌‍‌‌‌‍‌​‌‍‍‌‌ ‌​​‍ ‌‍ ‌‌‍ ‌‍‌​‌‍‌‌​ ‌‌ ​​‌ ​‍‌‍‌‌‌ ​ ‌‍‌‌‌‍ ‍‌ ‌​‌‍​‌‌ ‌​‌‍‍‌‌‍ ‌‍ ‍​ ‍ ‌‍‍‌‌‍‌​​ ‌‌ ​ ‌‍‍‌‌ ‌​‌‍‌‌‌​‍​‌‍‌‌‌‍​‌‌‍‌​‌‍‌‌‌ ​‍​ ‍ ‌ ‌​‌ ‍‌‌ ​​‌‍‌‌​ ‌‌‍‍​‌‍‌‌‌‍​‌‌‍‌​‌‍‌‌‌ ​‍​ ‍ ‌ ​​‌‍​‌‌ ‌​‌‍‍​​ ‌‌‍‌ ‌‍‌‌‌ ‌​‌‌​ ‌ ‌​‌‍​‌‌ ​‍‌ ‌​‌‍‌‌‌‍‌​‌​ ‌‌‍‌‌‌‍ ‍‌ ‌‌​‍ ‍‌‍​‍‌ ‌​‌‍ ‍‌‌‌​‌‍‌‌‌ ‍​‌ ‌​​ ‌‍​‍‌‍​‌‌ ​ ‌‍‌‌‌‌‌‌‌ ​‍‌‍ ​​ ‌‌‍‍​‌ ‌​‌ ‌​‌ ​​​‍‌‌​ ​ ‌​​‌​‍‌‌​ ​‍‌​‌‍​‍‌‌​ ​‍‌​‌‍‌‍ ​‌‍ ‌‍​ ‌‍​‌‌‍ ​‌‍‍​‌‍ ‌ ​ ‌ ‌​​‍‌‌​ ​ ‌​​‌​ ​ ​ ​ ​ ​ ​ ​ ​‍‌‍‌‍‍‌‌‍‌​​ ‌‌ ​ ‌‍‍‌‌ ‌​‌‍‌‌‌​‍​‌‍‌‌‌‍​‌‌‍‌​‌‍‌‌‌ ​‍​‍‌‍‌ ‌​‌ ‍‌‌ ​​‌‍‌‌​ ‌‌‍‍​‌‍‌‌‌‍​‌‌‍‌​‌‍‌‌‌ ​‍​‍‌‍‌ ​​‌‍​‌‌ ‌​‌‍‍​​ ‌‌‍‌ ‌‍‌‌‌ ‌​‌‌​ ‌ ‌​‌‍​‌‌ ​‍‌ ‌​‌‍‌‌‌‍‌​‌​ ‌‌‍‌‌‌‍ ‍‌ ‌‌​‍ ‍‌‍​‍‌ ‌​‌‍ ‍‌‌‌​‌‍‌‌‌ ‍​‌ ‌​​‍‌‍‌ ​​‌‍‌‌‌ ​‍‌ ​ ‌ ​​‌‍‌‌‌‍​ ‌ ‌​‌‍‍‌‌ ‌‍‌‍‌‌​ ‌‌ ​​‌ ‌‌‌‍​‍‌‍ ​‌‍‍‌‌ ​ ‌‍‍​‌‍‌‌‌‍‌​​‍​‍‌ ‌
Programs​​​​‌ ‍ ​‍​‍‌‍ ‌ ​‍‌‍‍‌‌‍‌ ‌‍‍‌‌‍ ‍​‍​‍​ ‍‍​‍​‍‌ ​ ‌‍​‌‌‍ ‍‌‍‍‌‌ ‌​‌ ‍‌​‍ ‍‌‍‍‌‌‍ ​‍​‍​‍ ​​‍​‍‌‍‍​‌ ​‍‌‍‌‌‌‍‌‍​‍​‍​ ‍‍​‍​‍‌‍‍​‌ ‌​‌ ‌​‌ ​​​ ‍‍​‍ ​‍ ‌‍ ​‌‍ ‌‍​ ‌‍​‌‌‍ ​‌‍‍​‌‍ ‌ ​ ‌ ‌​​ ‍‍​ ​ ​ ​ ​ ​ ​ ​ ​‍ ‌‍‍‌‌‍ ‍‌ ‌​‌‍‌‌‌‍ ‍‌ ‌​​‍ ‌‍‌‌‌‍‌​‌‍‍‌‌ ‌​​‍ ‌‍ ‌‌‍ ‌‍‌​‌‍‌‌​ ‌‌ ​​‌ ​‍‌‍‌‌‌ ​ ‌‍‌‌‌‍ ‍‌ ‌​‌‍​‌‌ ‌​‌‍‍‌‌‍ ‌‍ ‍​ ‍ ‌‍‍‌‌‍‌​​ ‌‌ ​ ‌‍‍‌‌ ‌​‌‍‌‌‌​‍​‌‍‌‌‌‍​‌‌‍‌​‌‍‌‌‌ ​‍​ ‍ ‌ ‌​‌ ‍‌‌ ​​‌‍‌‌​ ‌‌‍‍​‌‍‌‌‌‍​‌‌‍‌​‌‍‌‌‌ ​‍​ ‍ ‌ ​​‌‍​‌‌ ‌​‌‍‍​​ ‌‌‍ ​‌‍‌‌‌‍‌‍‌ ‌​‌​ ‌‌‍‌‌‌‍ ‍‌ ‌‌‌ ​ ​‍‌‌​ ‌‌‌​​‍‌‌ ‌‍‍ ‌‍‌‌‌ ‍‌​‍‌‌​ ​ ‌​‌​​‍‌‌​ ​ ‌​‌​​‍‌‌​ ​‍​ ​‍​ ​ ‌‍‌​​ ‌​​ ​‌‌‍‌‌​ ‌​​ ​​​ ‌​‌‍‌‌‌‍‌​​ ​​​ ​​​‍‌‌​ ​‍​ ​‍​‍‌‌​ ‌‌‌​‌​​‍ ‍‌ ‌​‌‍‌‌‌ ‍​‌ ‌​​ ‌‍​‍‌‍​‌‌ ​ ‌‍‌‌‌‌‌‌‌ ​‍‌‍ ​​ ‌‌‍‍​‌ ‌​‌ ‌​‌ ​​​‍‌‌​ ​ ‌​​‌​‍‌‌​ ​‍‌​‌‍​‍‌‌​ ​‍‌​‌‍‌‍ ​‌‍ ‌‍​ ‌‍​‌‌‍ ​‌‍‍​‌‍ ‌ ​ ‌ ‌​​‍‌‌​ ​ ‌​​‌​ ​ ​ ​ ​ ​ ​ ​ ​‍‌‍‌‍‍‌‌‍‌​​ ‌‌ ​ ‌‍‍‌‌ ‌​‌‍‌‌‌​‍​‌‍‌‌‌‍​‌‌‍‌​‌‍‌‌‌ ​‍​‍‌‍‌ ‌​‌ ‍‌‌ ​​‌‍‌‌​ ‌‌‍‍​‌‍‌‌‌‍​‌‌‍‌​‌‍‌‌‌ ​‍​‍‌‍‌ ​​‌‍​‌‌ ‌​‌‍‍​​ ‌‌‍ ​‌‍‌‌‌‍‌‍‌ ‌​‌​ ‌‌‍‌‌‌‍ ‍‌ ‌‌‌ ​ ​‍‌‌​ ‌‌‌​​‍‌‌ ‌‍‍ ‌‍‌‌‌ ‍‌​‍‌‌​ ​ ‌​‌​​‍‌‌​ ​ ‌​‌​​‍‌‌​ ​‍​ ​‍​ ​ ‌‍‌​​ ‌​​ ​‌‌‍‌‌​ ‌​​ ​​​ ‌​‌‍‌‌‌‍‌​​ ​​​ ​​​‍‌‌​ ​‍​ ​‍​‍‌‌​ ‌‌‌​‌​​‍ ‍‌ ‌​‌‍‌‌‌ ‍​‌ ‌​​‍‌‍‌ ​​‌‍‌‌‌ ​‍‌ ​ ‌ ​​‌‍‌‌‌‍​ ‌ ‌​‌‍‍‌‌ ‌‍‌‍‌‌​ ‌‌ ​​‌ ‌‌‌‍​‍‌‍ ​‌‍‍‌‌ ​ ‌‍‍​‌‍‌‌‌‍‌​​‍​‍‌ ‌
Resources​​​​‌ ‍ ​‍​‍‌‍ ‌ ​‍‌‍‍‌‌‍‌ ‌‍‍‌‌‍ ‍​‍​‍​ ‍‍​‍​‍‌ ​ ‌‍​‌‌‍ ‍‌‍‍‌‌ ‌​‌ ‍‌​‍ ‍‌‍‍‌‌‍ ​‍​‍​‍ ​​‍​‍‌‍‍​‌ ​‍‌‍‌‌‌‍‌‍​‍​‍​ ‍‍​‍​‍‌‍‍​‌ ‌​‌ ‌​‌ ​​​ ‍‍​‍ ​‍ ‌‍ ​‌‍ ‌‍​ ‌‍​‌‌‍ ​‌‍‍​‌‍ ‌ ​ ‌ ‌​​ ‍‍​ ​ ​ ​ ​ ​ ​ ​ ​‍ ‌‍‍‌‌‍ ‍‌ ‌​‌‍‌‌‌‍ ‍‌ ‌​​‍ ‌‍‌‌‌‍‌​‌‍‍‌‌ ‌​​‍ ‌‍ ‌‌‍ ‌‍‌​‌‍‌‌​ ‌‌ ​​‌ ​‍‌‍‌‌‌ ​ ‌‍‌‌‌‍ ‍‌ ‌​‌‍​‌‌ ‌​‌‍‍‌‌‍ ‌‍ ‍​ ‍ ‌‍‍‌‌‍‌​​ ‌‌ ​ ‌‍‍‌‌ ‌​‌‍‌‌‌​‍​‌‍‌‌‌‍​‌‌‍‌​‌‍‌‌‌ ​‍​ ‍ ‌ ‌​‌ ‍‌‌ ​​‌‍‌‌​ ‌‌‍‍​‌‍‌‌‌‍​‌‌‍‌​‌‍‌‌‌ ​‍​ ‍ ‌ ​​‌‍​‌‌ ‌​‌‍‍​​ ‌‌‍ ​‌‍‌‌‌‍‌‍‌ ‌​‌​ ‌‌‍‌‌‌‍ ‍‌ ‌‌‌ ​ ​‍‌‌​ ‌‌‌​​‍‌‌ ‌‍‍ ‌‍‌‌‌ ‍‌​‍‌‌​ ​ ‌​‌​​‍‌‌​ ​ ‌​‌​​‍‌‌​ ​‍​ ​‍‌‍‌‍‌‍‌‍​ ‌​​ ‌‌‌‍‌‌​ ​ ‌‍‌‌‌‍​‌‌‍​ ​ ‍‌‌‍​ ​ ‍‌​‍‌‌​ ​‍​ ​‍​‍‌‌​ ‌‌‌​‌​​‍ ‍‌ ‌​‌‍‌‌‌ ‍​‌ ‌​​ ‌‍​‍‌‍​‌‌ ​ ‌‍‌‌‌‌‌‌‌ ​‍‌‍ ​​ ‌‌‍‍​‌ ‌​‌ ‌​‌ ​​​‍‌‌​ ​ ‌​​‌​‍‌‌​ ​‍‌​‌‍​‍‌‌​ ​‍‌​‌‍‌‍ ​‌‍ ‌‍​ ‌‍​‌‌‍ ​‌‍‍​‌‍ ‌ ​ ‌ ‌​​‍‌‌​ ​ ‌​​‌​ ​ ​ ​ ​ ​ ​ ​ ​‍‌‍‌‍‍‌‌‍‌​​ ‌‌ ​ ‌‍‍‌‌ ‌​‌‍‌‌‌​‍​‌‍‌‌‌‍​‌‌‍‌​‌‍‌‌‌ ​‍​‍‌‍‌ ‌​‌ ‍‌‌ ​​‌‍‌‌​ ‌‌‍‍​‌‍‌‌‌‍​‌‌‍‌​‌‍‌‌‌ ​‍​‍‌‍‌ ​​‌‍​‌‌ ‌​‌‍‍​​ ‌‌‍ ​‌‍‌‌‌‍‌‍‌ ‌​‌​ ‌‌‍‌‌‌‍ ‍‌ ‌‌‌ ​ ​‍‌‌​ ‌‌‌​​‍‌‌ ‌‍‍ ‌‍‌‌‌ ‍‌​‍‌‌​ ​ ‌​‌​​‍‌‌​ ​ ‌​‌​​‍‌‌​ ​‍​ ​‍‌‍‌‍‌‍‌‍​ ‌​​ ‌‌‌‍‌‌​ ​ ‌‍‌‌‌‍​‌‌‍​ ​ ‍‌‌‍​ ​ ‍‌​‍‌‌​ ​‍​ ​‍​‍‌‌​ ‌‌‌​‌​​‍ ‍‌ ‌​‌‍‌‌‌ ‍​‌ ‌​​‍‌‍‌ ​​‌‍‌‌‌ ​‍‌ ​ ‌ ​​‌‍‌‌‌‍​ ‌ ‌​‌‍‍‌‌ ‌‍‌‍‌‌​ ‌‌ ​​‌ ‌‌‌‍​‍‌‍ ​‌‍‍‌‌ ​ ‌‍‍​‌‍‌‌‌‍‌​​‍​‍‌ ‌
About​​​​‌ ‍ ​‍​‍‌‍ ‌ ​‍‌‍‍‌‌‍‌ ‌‍‍‌‌‍ ‍​‍​‍​ ‍‍​‍​‍‌ ​ ‌‍​‌‌‍ ‍‌‍‍‌‌ ‌​‌ ‍‌​‍ ‍‌‍‍‌‌‍ ​‍​‍​‍ ​​‍​‍‌‍‍​‌ ​‍‌‍‌‌‌‍‌‍​‍​‍​ ‍‍​‍​‍‌‍‍​‌ ‌​‌ ‌​‌ ​​​ ‍‍​‍ ​‍ ‌‍ ​‌‍ ‌‍​ ‌‍​‌‌‍ ​‌‍‍​‌‍ ‌ ​ ‌ ‌​​ ‍‍​ ​ ​ ​ ​ ​ ​ ​ ​‍ ‌‍‍‌‌‍ ‍‌ ‌​‌‍‌‌‌‍ ‍‌ ‌​​‍ ‌‍‌‌‌‍‌​‌‍‍‌‌ ‌​​‍ ‌‍ ‌‌‍ ‌‍‌​‌‍‌‌​ ‌‌ ​​‌ ​‍‌‍‌‌‌ ​ ‌‍‌‌‌‍ ‍‌ ‌​‌‍​‌‌ ‌​‌‍‍‌‌‍ ‌‍ ‍​ ‍ ‌‍‍‌‌‍‌​​ ‌‌ ​ ‌‍‍‌‌ ‌​‌‍‌‌‌​‍​‌‍‌‌‌‍​‌‌‍‌​‌‍‌‌‌ ​‍​ ‍ ‌ ‌​‌ ‍‌‌ ​​‌‍‌‌​ ‌‌‍‍​‌‍‌‌‌‍​‌‌‍‌​‌‍‌‌‌ ​‍​ ‍ ‌ ​​‌‍​‌‌ ‌​‌‍‍​​ ‌‌ ​‍‌‍‍‌‌‍‌ ‌‍‍​‌ ‌​‌​ ‌‌‍‌‌‌‍ ‍‌ ‌‌‌ ​ ​‍‌‌​ ‌‌‌​​‍‌‌ ‌‍‍ ‌‍‌‌‌ ‍‌​‍‌‌​ ​ ‌​‌​​‍‌‌​ ​ ‌​‌​​‍‌‌​ ​‍​ ​‍​ ​‌​ ‌​​ ​ ‌‍​ ​ ‌‍‌‍​ ​ ‌ ​ ‌ ‌‍​‌‌‍‌‍​ ‌‍‌‍‌​​‍‌‌​ ​‍​ ​‍​‍‌‌​ ‌‌‌​‌​​‍ ‍‌ ‌​‌‍‌‌‌ ‍​‌ ‌​​ ‌‍​‍‌‍​‌‌ ​ ‌‍‌‌‌‌‌‌‌ ​‍‌‍ ​​ ‌‌‍‍​‌ ‌​‌ ‌​‌ ​​​‍‌‌​ ​ ‌​​‌​‍‌‌​ ​‍‌​‌‍​‍‌‌​ ​‍‌​‌‍‌‍ ​‌‍ ‌‍​ ‌‍​‌‌‍ ​‌‍‍​‌‍ ‌ ​ ‌ ‌​​‍‌‌​ ​ ‌​​‌​ ​ ​ ​ ​ ​ ​ ​ ​‍‌‍‌‍‍‌‌‍‌​​ ‌‌ ​ ‌‍‍‌‌ ‌​‌‍‌‌‌​‍​‌‍‌‌‌‍​‌‌‍‌​‌‍‌‌‌ ​‍​‍‌‍‌ ‌​‌ ‍‌‌ ​​‌‍‌‌​ ‌‌‍‍​‌‍‌‌‌‍​‌‌‍‌​‌‍‌‌‌ ​‍​‍‌‍‌ ​​‌‍​‌‌ ‌​‌‍‍​​ ‌‌ ​‍‌‍‍‌‌‍‌ ‌‍‍​‌ ‌​‌​ ‌‌‍‌‌‌‍ ‍‌ ‌‌‌ ​ ​‍‌‌​ ‌‌‌​​‍‌‌ ‌‍‍ ‌‍‌‌‌ ‍‌​‍‌‌​ ​ ‌​‌​​‍‌‌​ ​ ‌​‌​​‍‌‌​ ​‍​ ​‍​ ​‌​ ‌​​ ​ ‌‍​ ​ ‌‍‌‍​ ​ ‌ ​ ‌ ‌‍​‌‌‍‌‍​ ‌‍‌‍‌​​‍‌‌​ ​‍​ ​‍​‍‌‌​ ‌‌‌​‌​​‍ ‍‌ ‌​‌‍‌‌‌ ‍​‌ ‌​​‍‌‍‌ ​​‌‍‌‌‌ ​‍‌ ​ ‌ ​​‌‍‌‌‌‍​ ‌ ‌​‌‍‍‌‌ ‌‍‌‍‌‌​ ‌‌ ​​‌ ‌‌‌‍​‍‌‍ ​‌‍‍‌‌ ​ ‌‍‍​‌‍‌‌‌‍‌​​‍​‍‌ ‌
Calendar​​​​‌ ‍ ​‍​‍‌‍ ‌ ​‍‌‍‍‌‌‍‌ ‌‍‍‌‌‍ ‍​‍​‍​ ‍‍​‍​‍‌ ​ ‌‍​‌‌‍ ‍‌‍‍‌‌ ‌​‌ ‍‌​‍ ‍‌‍‍‌‌‍ ​‍​‍​‍ ​​‍​‍‌‍‍​‌ ​‍‌‍‌‌‌‍‌‍​‍​‍​ ‍‍​‍​‍‌‍‍​‌ ‌​‌ ‌​‌ ​​​ ‍‍​‍ ​‍ ‌‍ ​‌‍ ‌‍​ ‌‍​‌‌‍ ​‌‍‍​‌‍ ‌ ​ ‌ ‌​​ ‍‍​ ​ ​ ​ ​ ​ ​ ​ ​‍ ‌‍‍‌‌‍ ‍‌ ‌​‌‍‌‌‌‍ ‍‌ ‌​​‍ ‌‍‌‌‌‍‌​‌‍‍‌‌ ‌​​‍ ‌‍ ‌‌‍ ‌‍‌​‌‍‌‌​ ‌‌ ​​‌ ​‍‌‍‌‌‌ ​ ‌‍‌‌‌‍ ‍‌ ‌​‌‍​‌‌ ‌​‌‍‍‌‌‍ ‌‍ ‍​ ‍ ‌‍‍‌‌‍‌​​ ‌‌ ​ ‌‍‍‌‌ ‌​‌‍‌‌‌​‍​‌‍‌‌‌‍​‌‌‍‌​‌‍‌‌‌ ​‍​ ‍ ‌ ‌​‌ ‍‌‌ ​​‌‍‌‌​ ‌‌‍‍​‌‍‌‌‌‍​‌‌‍‌​‌‍‌‌‌ ​‍​ ‍ ‌ ​​‌‍​‌‌ ‌​‌‍‍​​ ‌‌ ​‍‌‍‍‌‌‍‌ ‌‍‍​‌ ‌​‌​ ‌‌‍‌‌‌‍ ‍‌ ‌‌‌ ​ ​‍‌‌​ ‌‌‌​​‍‌‌ ‌‍‍ ‌‍‌‌‌ ‍‌​‍‌‌​ ​ ‌​‌​​‍‌‌​ ​ ‌​‌​​‍‌‌​ ​‍​ ​‍​ ‍​​ ​‌​ ​‍​ ‌ ​ ​​​ ​‍​ ​‍‌‍‌‍​ ‌​​ ‍​​ ​‍​ ​​​‍‌‌​ ​‍​ ​‍​‍‌‌​ ‌‌‌​‌​​‍ ‍‌ ‌​‌‍‌‌‌ ‍​‌ ‌​​ ‌‍​‍‌‍​‌‌ ​ ‌‍‌‌‌‌‌‌‌ ​‍‌‍ ​​ ‌‌‍‍​‌ ‌​‌ ‌​‌ ​​​‍‌‌​ ​ ‌​​‌​‍‌‌​ ​‍‌​‌‍​‍‌‌​ ​‍‌​‌‍‌‍ ​‌‍ ‌‍​ ‌‍​‌‌‍ ​‌‍‍​‌‍ ‌ ​ ‌ ‌​​‍‌‌​ ​ ‌​​‌​ ​ ​ ​ ​ ​ ​ ​ ​‍‌‍‌‍‍‌‌‍‌​​ ‌‌ ​ ‌‍‍‌‌ ‌​‌‍‌‌‌​‍​‌‍‌‌‌‍​‌‌‍‌​‌‍‌‌‌ ​‍​‍‌‍‌ ‌​‌ ‍‌‌ ​​‌‍‌‌​ ‌‌‍‍​‌‍‌‌‌‍​‌‌‍‌​‌‍‌‌‌ ​‍​‍‌‍‌ ​​‌‍​‌‌ ‌​‌‍‍​​ ‌‌ ​‍‌‍‍‌‌‍‌ ‌‍‍​‌ ‌​‌​ ‌‌‍‌‌‌‍ ‍‌ ‌‌‌ ​ ​‍‌‌​ ‌‌‌​​‍‌‌ ‌‍‍ ‌‍‌‌‌ ‍‌​‍‌‌​ ​ ‌​‌​​‍‌‌​ ​ ‌​‌​​‍‌‌​ ​‍​ ​‍​ ‍​​ ​‌​ ​‍​ ‌ ​ ​​​ ​‍​ ​‍‌‍‌‍​ ‌​​ ‍​​ ​‍​ ​​​‍‌‌​ ​‍​ ​‍​‍‌‌​ ‌‌‌​‌​​‍ ‍‌ ‌​‌‍‌‌‌ ‍​‌ ‌​​‍‌‍‌ ​​‌‍‌‌‌ ​‍‌ ​ ‌ ​​‌‍‌‌‌‍​ ‌ ‌​‌‍‍‌‌ ‌‍‌‍‌‌​ ‌‌ ​​‌ ‌‌‌‍​‍‌‍ ​‌‍‍‌‌ ​ ‌‍‍​‌‍‌‌‌‍‌​​‍​‍‌ ‌
Support​​​​‌ ‍ ​‍​‍‌‍ ‌ ​‍‌‍‍‌‌‍‌ ‌‍‍‌‌‍ ‍​‍​‍​ ‍‍​‍​‍‌ ​ ‌‍​‌‌‍ ‍‌‍‍‌‌ ‌​‌ ‍‌​‍ ‍‌‍‍‌‌‍ ​‍​‍​‍ ​​‍​‍‌‍‍​‌ ​‍‌‍‌‌‌‍‌‍​‍​‍​ ‍‍​‍​‍‌‍‍​‌ ‌​‌ ‌​‌ ​​​ ‍‍​‍ ​‍ ‌‍ ​‌‍ ‌‍​ ‌‍​‌‌‍ ​‌‍‍​‌‍ ‌ ​ ‌ ‌​​ ‍‍​ ​ ​ ​ ​ ​ ​ ​ ​‍ ‌‍‍‌‌‍ ‍‌ ‌​‌‍‌‌‌‍ ‍‌ ‌​​‍ ‌‍‌‌‌‍‌​‌‍‍‌‌ ‌​​‍ ‌‍ ‌‌‍ ‌‍‌​‌‍‌‌​ ‌‌ ​​‌ ​‍‌‍‌‌‌ ​ ‌‍‌‌‌‍ ‍‌ ‌​‌‍​‌‌ ‌​‌‍‍‌‌‍ ‌‍ ‍​ ‍ ‌‍‍‌‌‍‌​​ ‌‌ ​ ‌‍‍‌‌ ‌​‌‍‌‌‌​‍​‌‍‌‌‌‍​‌‌‍‌​‌‍‌‌‌ ​‍​ ‍ ‌ ‌​‌ ‍‌‌ ​​‌‍‌‌​ ‌‌‍‍​‌‍‌‌‌‍​‌‌‍‌​‌‍‌‌‌ ​‍​ ‍ ‌ ​​‌‍​‌‌ ‌​‌‍‍​​ ‌‌ ​‍‌‍‍‌‌‍‌ ‌‍‍​‌ ‌​‌​ ‌‌‍‌‌‌‍ ‍‌ ‌‌‌ ​ ​‍‌‌​ ‌‌‌​​‍‌‌ ‌‍‍ ‌‍‌‌‌ ‍‌​‍‌‌​ ​ ‌​‌​​‍‌‌​ ​ ‌​‌​​‍‌‌​ ​‍​ ​‍​ ‍​​ ​‍​ ‌ ‌‍‌‌​ ​‌‌‍​‍‌‍‌​​ ‍‌​ ‌​‌‍​ ​ ‌ ​ ‌ ​‍‌‌​ ​‍​ ​‍​‍‌‌​ ‌‌‌​‌​​‍ ‍‌ ‌​‌‍‌‌‌ ‍​‌ ‌​​ ‌‍​‍‌‍​‌‌ ​ ‌‍‌‌‌‌‌‌‌ ​‍‌‍ ​​ ‌‌‍‍​‌ ‌​‌ ‌​‌ ​​​‍‌‌​ ​ ‌​​‌​‍‌‌​ ​‍‌​‌‍​‍‌‌​ ​‍‌​‌‍‌‍ ​‌‍ ‌‍​ ‌‍​‌‌‍ ​‌‍‍​‌‍ ‌ ​ ‌ ‌​​‍‌‌​ ​ ‌​​‌​ ​ ​ ​ ​ ​ ​ ​ ​‍‌‍‌‍‍‌‌‍‌​​ ‌‌ ​ ‌‍‍‌‌ ‌​‌‍‌‌‌​‍​‌‍‌‌‌‍​‌‌‍‌​‌‍‌‌‌ ​‍​‍‌‍‌ ‌​‌ ‍‌‌ ​​‌‍‌‌​ ‌‌‍‍​‌‍‌‌‌‍​‌‌‍‌​‌‍‌‌‌ ​‍​‍‌‍‌ ​​‌‍​‌‌ ‌​‌‍‍​​ ‌‌ ​‍‌‍‍‌‌‍‌ ‌‍‍​‌ ‌​‌​ ‌‌‍‌‌‌‍ ‍‌ ‌‌‌ ​ ​‍‌‌​ ‌‌‌​​‍‌‌ ‌‍‍ ‌‍‌‌‌ ‍‌​‍‌‌​ ​ ‌​‌​​‍‌‌​ ​ ‌​‌​​‍‌‌​ ​‍​ ​‍​ ‍​​ ​‍​ ‌ ‌‍‌‌​ ​‌‌‍​‍‌‍‌​​ ‍‌​ ‌​‌‍​ ​ ‌ ​ ‌ ​‍‌‌​ ​‍​ ​‍​‍‌‌​ ‌‌‌​‌​​‍ ‍‌ ‌​‌‍‌‌‌ ‍​‌ ‌​​‍‌‍‌ ​​‌‍‌‌‌ ​‍‌ ​ ‌ ​​‌‍‌‌‌‍​ ‌ ‌​‌‍‍‌‌ ‌‍‌‍‌‌​ ‌‌ ​​‌ ‌‌‌‍​‍‌‍ ​‌‍‍‌‌ ​ ‌‍‍​‌‍‌‌‌‍‌​​‍​‍‌ ‌